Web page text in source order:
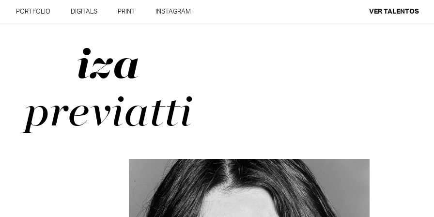
PORTFOLIO DIGITALS PRINT INSTAGRAM VER TALENTOS
iza
previatti